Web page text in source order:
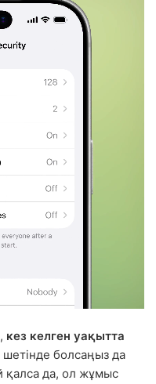
, кез келген уақытта
шетінде болсаңыз да
қалса да, ол жұмыс